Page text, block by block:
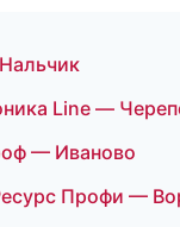
Line —
— Иваново
Профи —